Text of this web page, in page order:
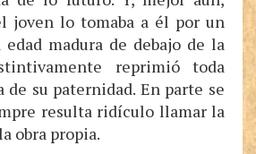
joven lo tomaba a él por un
edad madura de debajo de la
reprimió toda
su paternidad. En parte se
resulta ridículo llamar la
obra propia.